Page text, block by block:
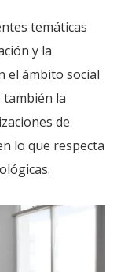
temáticas
y la
el ámbito social
también la
de
lo que respecta